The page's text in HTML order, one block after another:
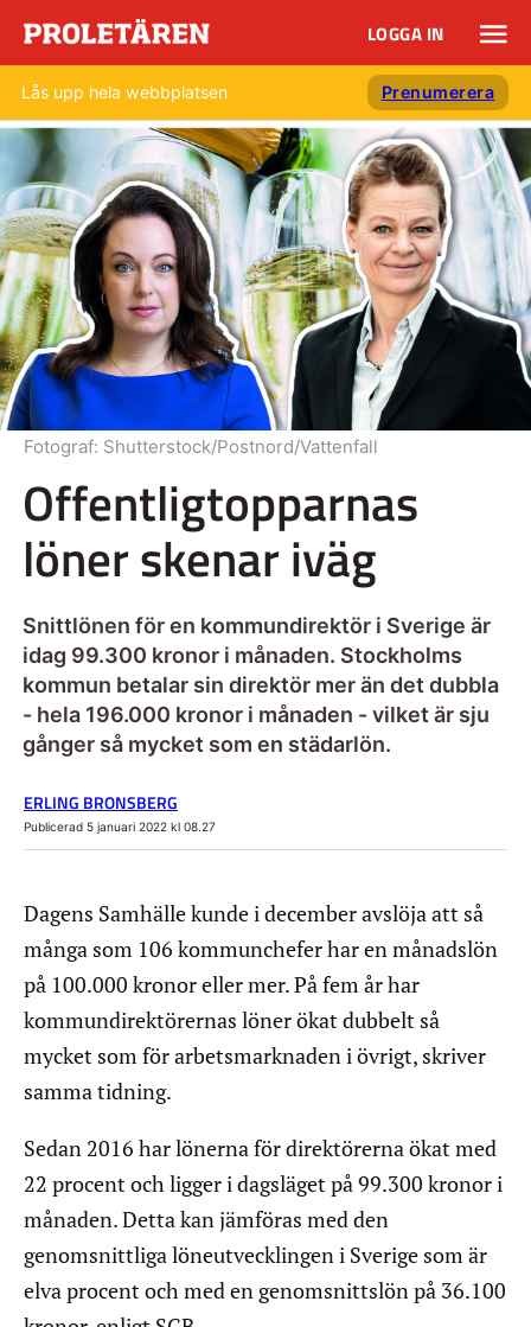
LOGGA IN
Lås upp hela webbplatsen Prenumerera
Offentligtopparnas
löner skenar iväg
Snittlönen för en kommundirektör i Sverige är
idag 99.300 kronor i månaden. Stockholms
kommun betalar sin direktör mer än det dubbla
- hela 196.000 kronor i månaden - vilket är sju
gånger så mycket som en städarlön.
Fotograf: Shutterstock/Postnord/Vattenfall
ERLING BRONSBERG
Publicerad 5 januari 2022 kl 08.27
Dagens Samhälle kunde i december avslöja att så
många som 106 kommunchefer har en månadslön
på 100.000 kronor eller mer. På fem år har
kommundirektörernas löner ökat dubbelt så
mycket som för arbetsmarknaden i övrigt, skriver
samma tidning.
Sedan 2016 har lönerna för direktörerna ökat med
22 procent och ligger i dagsläget på 99.300 kronor i
månaden. Detta kan jämföras med den
genomsnittliga löneutvecklingen i Sverige som är
elva procent och med en genomsnittslön på 36.100